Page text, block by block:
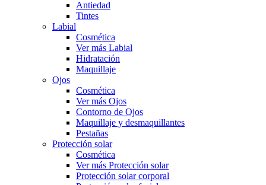
Antiedad
Tintes
Labial
Cosmética
Ver más Labial
Hidratación
Maquillaje
Ojos
Cosmética
Ver más Ojos
Contorno de Ojos
Maquillaje y desmaquillantes
Pestañas
Protección solar
Cosmética
Ver más Protección solar
Protección solar corporal